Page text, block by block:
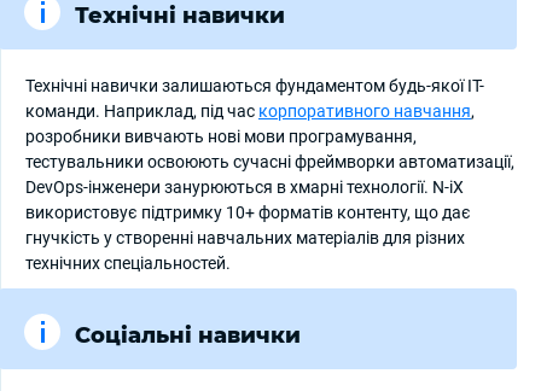
Технічні навички
Технічні навички залишаються фундаментом будь-якої IT-
команди. Наприклад, під час корпоративного навчання,
розробники вивчають нові мови програмування,
тестувальники освоюють сучасні фреймворки автоматизації,
DevOps-інженери занурюються в хмарні технології. N-iX
використовує підтримку 10+ форматів контенту, що дає
гнучкість у створенні навчальних матеріалів для різних
технічних спеціальностей.
Соціальні навички